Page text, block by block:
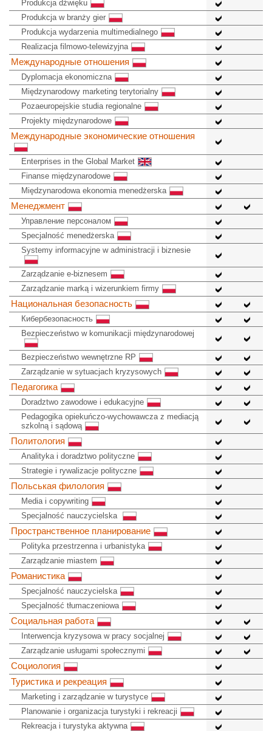
Produkcja dźwięku
Produkcja w branży gier
Produkcja wydarzenia multimedialnego
Realizacja filmowo-telewizyjna
Международные отношения
Dyplomacja ekonomiczna
Międzynarodowy marketing terytorialny
Pozaeuropejskie studia regionalne
Projekty międzynarodowe
Международные экономические отношения
Enterprises in the Global Market
Finanse międzynarodowe
Międzynarodowa ekonomia menedżerska
Менеджмент
Управление персоналом
Specjalność menedżerska
Systemy informacyjne w administracji i biznesie
Zarządzanie e-biznesem
Zarządzanie marką i wizerunkiem firmy
Национальная безопасность
Кибербезопасность
Bezpieczeństwo w komunikacji międzynarodowej
Bezpieczeństwo wewnętrzne RP
Zarządzanie w sytuacjach kryzysowych
Педагогика
Doradztwo zawodowe i edukacyjne
Pedagogika opiekuńczo-wychowawcza z mediacją
szkolną i sądową
Политология
Analityka i doradztwo polityczne
Strategie i rywalizacje polityczne
Польськая филология
Media i copywriting
Specjalność nauczycielska
Пространственное планирование
Polityka przestrzenna i urbanistyka
Zarządzanie miastem
Романистика
Specjalność nauczycielska
Specjalność tłumaczeniowa
Социальная работа
Interwencja kryzysowa w pracy socjalnej
Zarządzanie usługami społecznymi
Социология
Туристика и рекреация
Marketing i zarządzanie w turystyce
Planowanie i organizacja turystyki i rekreacji
Rekreacja i turystyka aktywna